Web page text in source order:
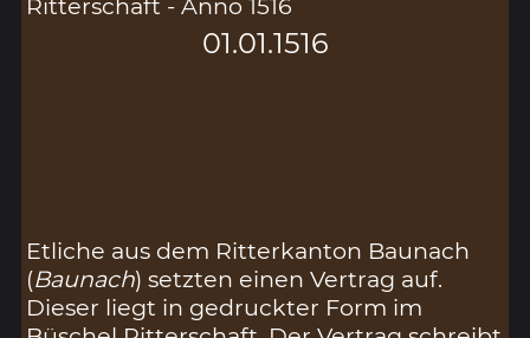
01.01.1516
Etliche aus dem Ritterkanton Baunach
(Baunach) setzten einen Vertrag auf.
Dieser liegt in gedruckter Form im